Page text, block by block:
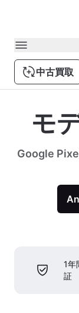
中古買取
モ
Google
1年
証